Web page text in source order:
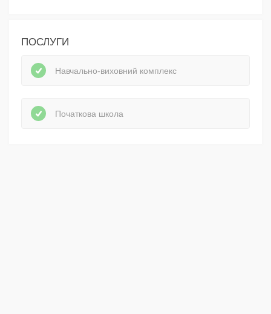
ПОСЛУГИ
Навчально-виховний комплекс
Початкова школа